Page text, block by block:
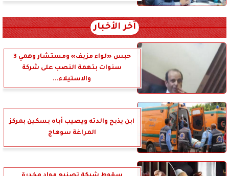
آخر الأخبار
حبس «لواء مزيف» ومستشار وهمي 3
سنوات بتهمة النصب على شركة
والاستيلاء...
ابن يذبح والدته ويصيب أباه بسكين بمركز
المراغة سوهاج